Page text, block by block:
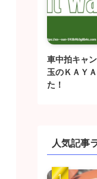
車中拍キャ
玉のＫＡＹ
た！
人気記事